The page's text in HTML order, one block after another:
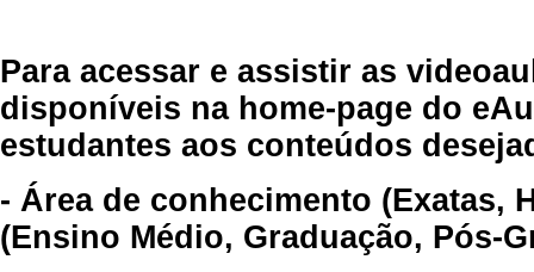
Para acessar e assistir as
disponíveis na home-page do
estudantes aos conteúdos
- Área de conhecimento (Exatas,
(Ensino Médio, Graduação, Pós-